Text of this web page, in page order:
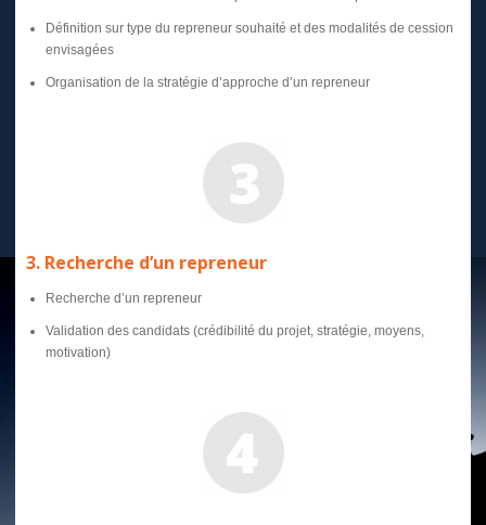
Définition sur type du repreneur souhaité et des modalités de cession
envisagées
Organisation de la stratégie d’approche d’un repreneur
3. Recherche d’un repreneur
Recherche d’un repreneur
Validation des candidats (crédibilité du projet, stratégie, moyens,
motivation)